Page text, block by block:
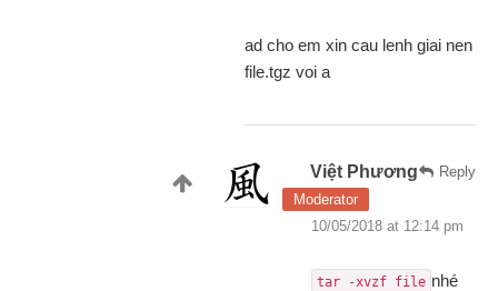
ad cho em xin cau lenh giai nen
file.tgz voi a
Reply
Việt Phương
Moderator
10/05/2018 at 12:14 pm
tar -xvzf file nhé